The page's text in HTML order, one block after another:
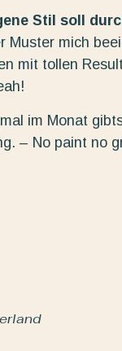
Stil soll
Muster mich
mit tollen
im Monat
– No paint no